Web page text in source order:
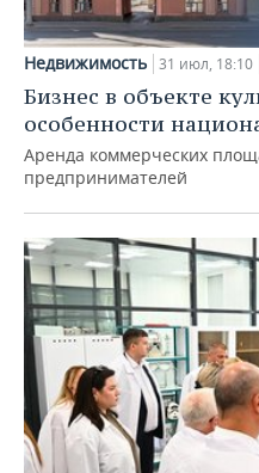
Недвижимость 31 июл, 18:10
Бизнес в объекте
особенности
Аренда коммерческих
предпринимателей